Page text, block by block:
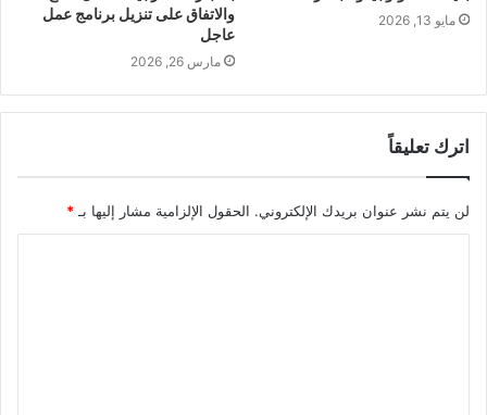
مايو 13, 2026
والاتفاق على تنزيل برنامج عمل
عاجل
مارس 26, 2026
اترك تعليقاً
لن يتم نشر عنوان بريدك الإلكتروني. الحقول الإلزامية مشار إليها بـ*